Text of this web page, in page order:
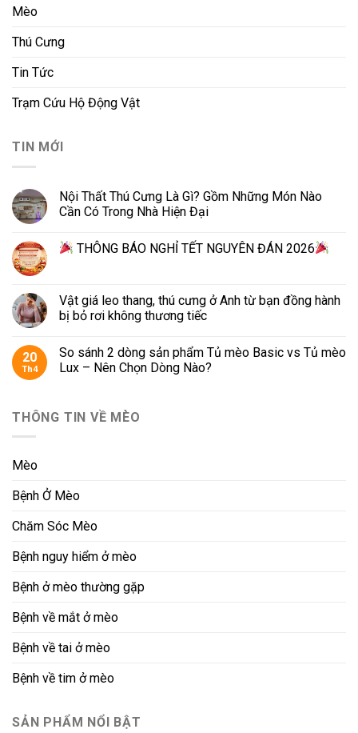
Mèo
Thú Cưng
Tin Tức
Trạm Cứu Hộ Động Vật
TIN MỚI
Nội Thất Thú Cưng Là Gì? Gồm Những Món Nào
Cần Có Trong Nhà Hiện Đại
THÔNG BÁO NGHỈ TẾT NGUYÊN ĐÁN 2026
Vật giá leo thang, thú cưng ở Anh từ bạn đồng hành
bị bỏ rơi không thương tiếc
20
Th4
So sánh 2 dòng sản phẩm Tủ mèo Basic vs Tủ mèo
Lux – Nên Chọn Dòng Nào?
THÔNG TIN VỀ MÈO
Mèo
Bệnh Ở Mèo
Chăm Sóc Mèo
Bệnh nguy hiểm ở mèo
Bệnh ở mèo thường gặp
Bệnh về mắt ở mèo
Bệnh về tai ở mèo
Bệnh về tim ở mèo
SẢN PHẨM NỔI BẬT